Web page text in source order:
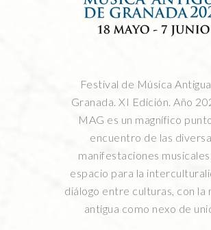
Festival de Música
Granada. XI Edición. Año
MAG es un magnífico
encuentro de las
manifestaciones
espacio para la
diálogo entre culturas, con la
antigua como nexo de